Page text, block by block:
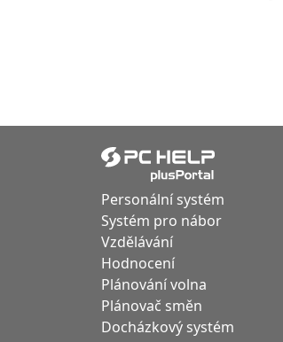
Personální systém
Systém pro nábor
Vzdělávání
Hodnocení
Plánování volna
Plánovač směn
Docházkový systém